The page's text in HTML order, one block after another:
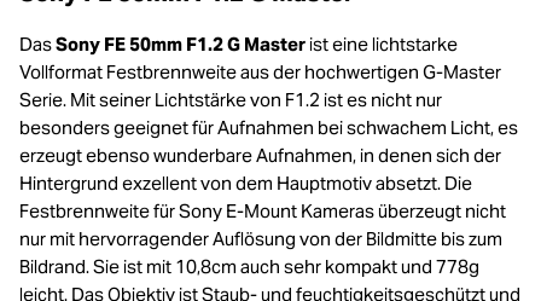
DasSony FE 50mm F1.2 G Master ist eine lichtstarke
Vollformat Festbrennweite aus der hochwertigen G-Master
Serie. Mit seiner Lichtstärke von F1.2 ist es nicht nur
besonders geeignet für Aufnahmen bei schwachem Licht, es
erzeugt ebenso wunderbare Aufnahmen, in denen sich der
Hintergrund exzellent von dem Hauptmotiv absetzt. Die
Festbrennweite für Sony E-Mount Kameras überzeugt nicht
nur mit hervorragender Auflösung von der Bildmitte bis zum
Bildrand. Sie ist mit 10,8cm auch sehr kompakt und 778g
leicht. Das Objektiv ist Staub- und feuchtigkeitsgeschützt und